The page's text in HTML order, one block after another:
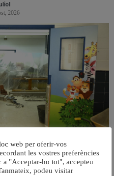
2026
i instal·larà aire condicionat a totes
aules
2026
web per oferir-vos
les vostres preferències
"Acceptar-ho tot", accepteu
podeu visitar